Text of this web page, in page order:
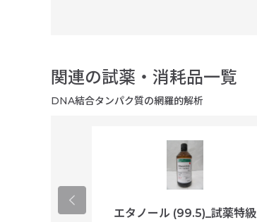
関連の試薬・消耗品一覧
DNA結合タンパク質の網羅的解析
エタノール (99.5)_試薬特級